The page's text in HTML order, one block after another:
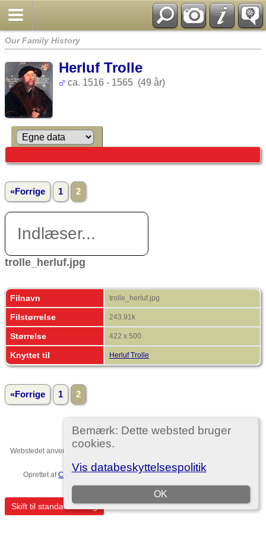
Our Family History
Bemærk: Dette websted bruger
cookies.
Vis databeskyttelsespolitik
OK
Herluf Trolle
ca. 1516 - 1565 (49 år)
«Forrige 1 2
Indlæser...
trolle_herluf.jpg
Filnavn trolle_herluf.jpg
Filstørrelse 243.91k
Størrelse 422 x 500
Knyttet til Herluf Trolle
«Forrige 1 2
Webstedet anvender
Oprettet afChristian Ditlev Reventlow. |EU-persondataforordningen
Template no. 7
Skift til standardvisning